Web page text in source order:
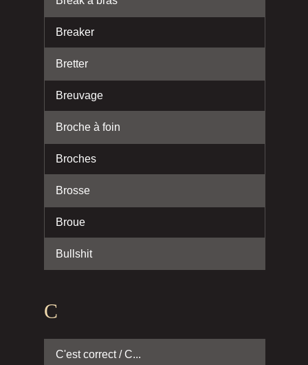
Breaker
Bretter
Breuvage
Broche à foin
Broches
Brosse
Broue
Bullshit
C
C'est correct / C...